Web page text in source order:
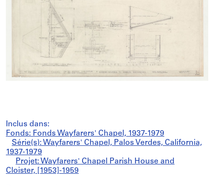
Inclus dans:
Fonds: Fonds Wayfarers' Chapel, 1937-1979
Série(s): Wayfarers' Chapel, Palos Verdes, California,
1937-1979
Projet: Wayfarers' Chapel Parish House and
Cloister, [1953]-1959